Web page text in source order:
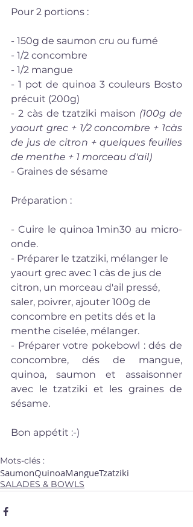
Pour 2 portions :
- 150g de saumon cru ou fumé
- 1/2 concombre
- 1/2 mangue
- 1 pot de quinoa 3 couleurs Bosto
précuit (200g)
- 2 càs de tzatziki maison (100g de
yaourt grec + 1/2 concombre + 1càs
de jus de citron + quelques feuilles
de menthe + 1 morceau d'ail)
- Graines de sésame
Préparation :
- Cuire le quinoa 1min30 au micro-
onde.
- Préparer le tzatziki, mélanger le
yaourt grec avec 1 càs de jus de
citron, un morceau d'ail pressé,
saler, poivrer, ajouter 100g de
concombre en petits dés et la
menthe ciselée, mélanger.
- Préparer votre pokebowl : dés de
concombre, dés de mangue,
quinoa, saumon et assaisonner
avec le tzatziki et les graines de
sésame.
Bon appétit :-)
Mots-clés :
SaumonQuinoaMangueTzatziki
SALADES & BOWLS